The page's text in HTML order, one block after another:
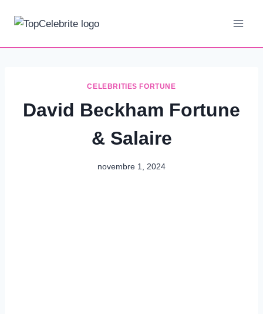
CELEBRITIES FORTUNE
David Beckham Fortune
& Salaire
novembre 1, 2024